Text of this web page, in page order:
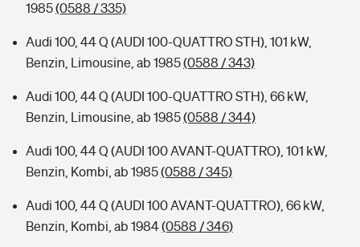
1985(0588 / 335)
Audi 100, 44 Q (AUDI 100-QUATTRO STH), 101 kW,
Benzin, Limousine, ab 1985(0588 / 343)
Audi 100, 44 Q (AUDI 100-QUATTRO STH), 66 kW,
Benzin, Limousine, ab 1985(0588 / 344)
Audi 100, 44 Q (AUDI 100 AVANT-QUATTRO), 101 kW,
Benzin, Kombi, ab 1985(0588 / 345)
Audi 100, 44 Q (AUDI 100 AVANT-QUATTRO), 66 kW,
Benzin, Kombi, ab 1984(0588 / 346)